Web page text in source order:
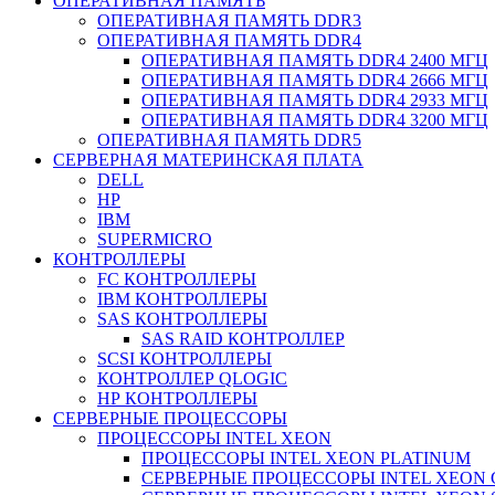
ОПЕРАТИВНАЯ ПАМЯТЬ DDR3
ОПЕРАТИВНАЯ ПАМЯТЬ DDR4
ОПЕРАТИВНАЯ ПАМЯТЬ DDR4 2400 МГЦ
ОПЕРАТИВНАЯ ПАМЯТЬ DDR4 2666 МГЦ
ОПЕРАТИВНАЯ ПАМЯТЬ DDR4 2933 МГЦ
ОПЕРАТИВНАЯ ПАМЯТЬ DDR4 3200 МГЦ
ОПЕРАТИВНАЯ ПАМЯТЬ DDR5
СЕРВЕРНАЯ МАТЕРИНСКАЯ ПЛАТА
DELL
HP
IBM
SUPERMICRO
КОНТРОЛЛЕРЫ
FC КОНТРОЛЛЕРЫ
IBM КОНТРОЛЛЕРЫ
SAS КОНТРОЛЛЕРЫ
SAS RAID КОНТРОЛЛЕР
SCSI КОНТРОЛЛЕРЫ
КОНТРОЛЛЕР QLOGIC
НР КОНТРОЛЛЕРЫ
СЕРВЕРНЫЕ ПРОЦЕССОРЫ
ПРОЦЕССОРЫ INTEL XEON
ПРОЦЕССОРЫ INTEL XEON PLATINUM
СЕРВЕРНЫЕ ПРОЦЕССОРЫ INTEL XEON